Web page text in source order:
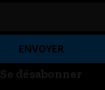
Se désabonner